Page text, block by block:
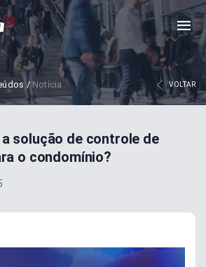
/ Notícia VOLTAR
solução de controle de
o condomínio?